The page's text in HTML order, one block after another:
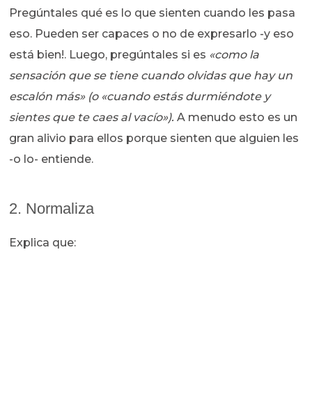
Pregúntales qué es lo que sienten cuando les pasa
eso. Pueden ser capaces o no de expresarlo -y eso
está bien!. Luego, pregúntales si es «como la
sensación que se tiene cuando olvidas que hay un
escalón más» (o «cuando estás durmiéndote y
sientes que te caes al vacío»). A menudo esto es un
gran alivio para ellos porque sienten que alguien les
-o lo- entiende.
2. Normaliza
Explica que: